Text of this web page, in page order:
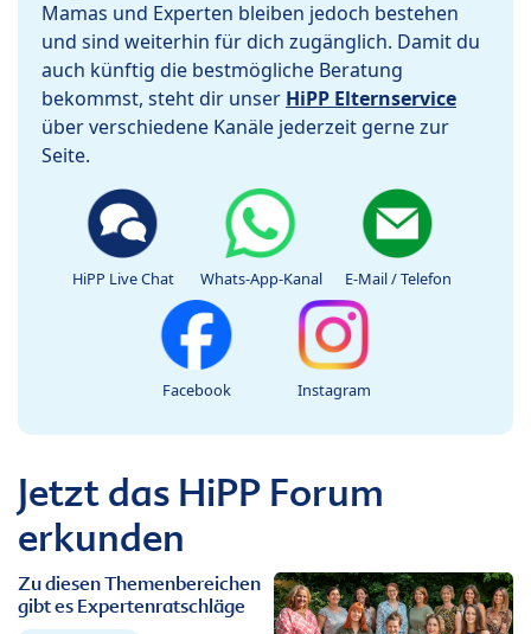
Mamas und Experten bleiben jedoch bestehen
und sind weiterhin für dich zugänglich. Damit du
auch künftig die bestmögliche Beratung
bekommst, steht dir unser HiPP Elternservice
über verschiedene Kanäle jederzeit gerne zur
Seite.
HiPP Live Chat Whats-App-Kanal E-Mail / Telefon
Facebook Instagram
Jetzt das HiPP Forum
erkunden
Zu diesen Themenbereichen
gibt es Expertenratschläge